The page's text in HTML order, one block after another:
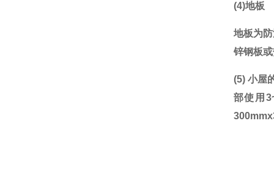
(4)地板
地板为
锌钢板
(5) 小屋
部使用